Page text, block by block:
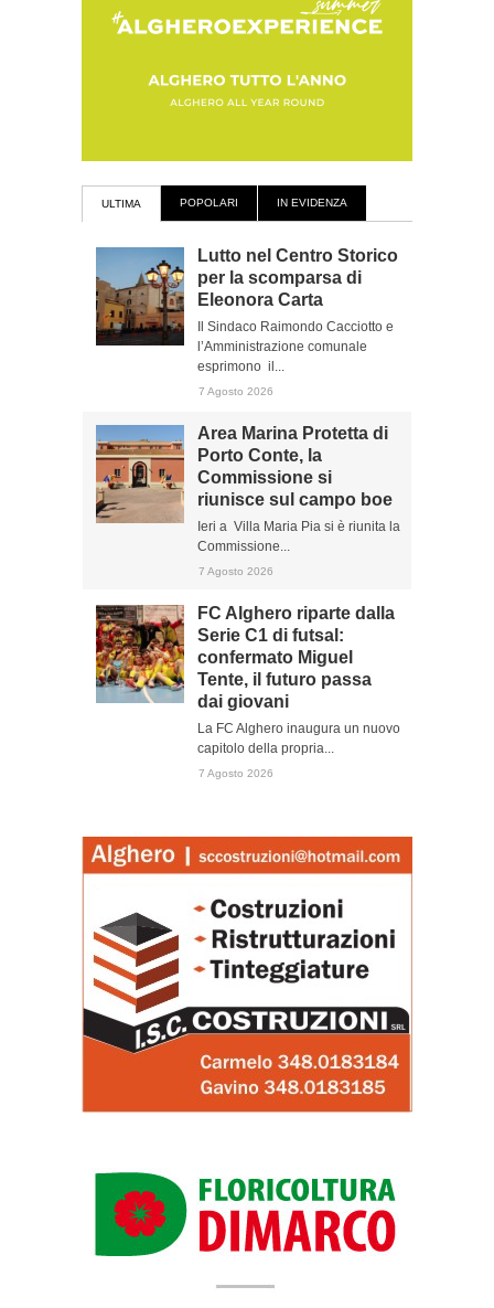
ULTIMA POPOLARI IN EVIDENZA
Lutto nel Centro Storico
per la scomparsa di
Eleonora Carta
Il Sindaco Raimondo Cacciotto e
l’Amministrazione comunale
esprimono il...
7 Agosto 2026
Area Marina Protetta di
Porto Conte, la
Commissione si
riunisce sul campo boe
Ieri a Villa Maria Pia si è riunita la
Commissione...
7 Agosto 2026
FC Alghero riparte dalla
Serie C1 di futsal:
confermato Miguel
Tente, il futuro passa
dai giovani
La FC Alghero inaugura un nuovo
capitolo della propria...
7 Agosto 2026